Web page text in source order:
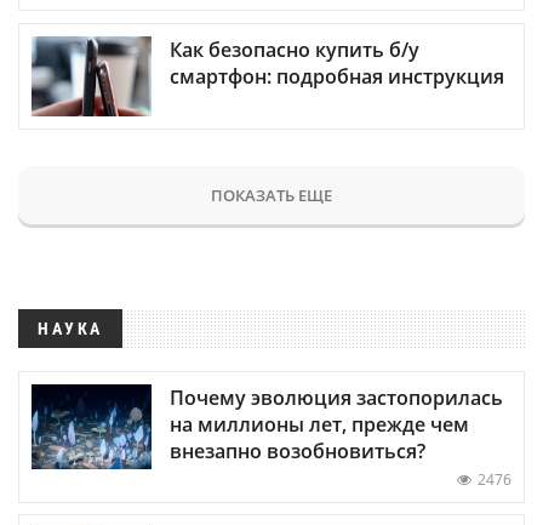
Как безопасно купить б/у
смартфон: подробная инструкция
ПОКАЗАТЬ ЕЩЕ
НАУКА
Почему эволюция застопорилась
на миллионы лет, прежде чем
внезапно возобновиться?
2476